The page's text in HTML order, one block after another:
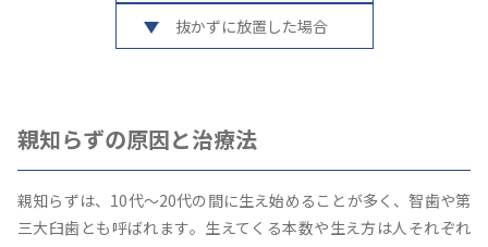
抜かずに放置した場合
親知らずの原因と治療法
親知らずは、10代～20代の間に生え始めることが多く、智歯や第
三大臼歯とも呼ばれます。生えてくる本数や生え方は人それぞれ